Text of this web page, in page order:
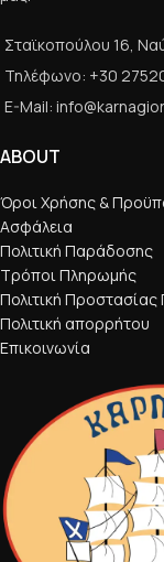
Σταϊκοπούλου 16,
Τηλέφωνο: +30
E-Mail:
ABOUT
Όροι Χρήσης &
Ασφάλεια
Πολιτική Παράδοσης
Τρόποι Πληρωμής
Πολιτική
Πολιτική απορρήτου
Επικοινωνία